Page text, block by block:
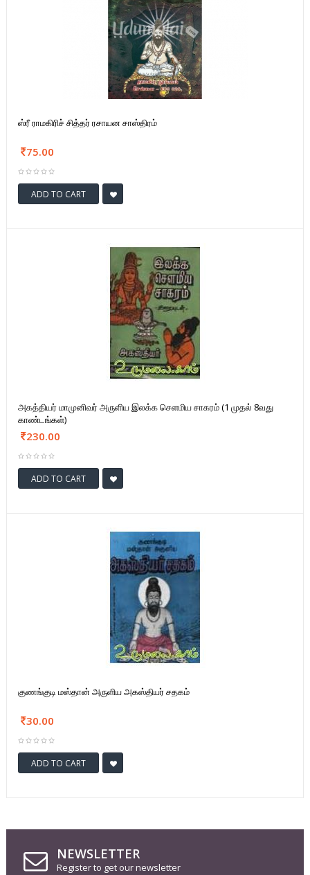
ஸ்ரீ ராமகிரிச் சித்தர் ரசாயன சாஸ்திரம்
75.00
ADD TO CART
அகத்தியர் மாமுனிவர் அருளிய இலக்க செளமிய சாகரம் (1 முதல் 8வது
காண்டங்கள்)
230.00
ADD TO CART
குணங்குடி மஸ்தான் அருளிய அகஸ்தியர் சதகம்
30.00
ADD TO CART
NEWSLETTER
Register to get our newsletter